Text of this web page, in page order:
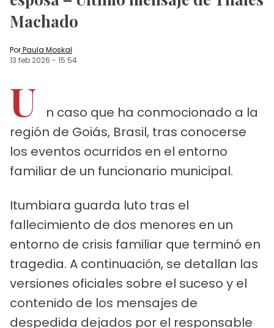
Machado
PorPaula Moskal
13 feb 2026 - 15:54
U
n caso que ha conmocionado a la
región de Goiás, Brasil, tras conocerse
los eventos ocurridos en el entorno
familiar de un funcionario municipal.
Itumbiara guarda luto tras el
fallecimiento de dos menores en un
entorno de crisis familiar que terminó en
tragedia. A continuación, se detallan las
versiones oficiales sobre el suceso y el
contenido de los mensajes de
despedida dejados por el responsable